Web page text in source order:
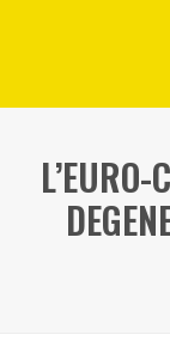
L’EURO-